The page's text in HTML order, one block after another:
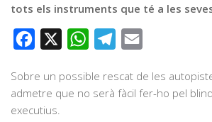
tots els instruments que té a les
Facebook WhatsAppTelegram
Sobre un possible rescat de les
admetre que no serà fàcil fer-ho pel
executius.